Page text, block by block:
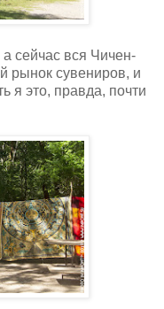
сейчас вся Чичен-
рынок сувениров, и
я это, правда, почти